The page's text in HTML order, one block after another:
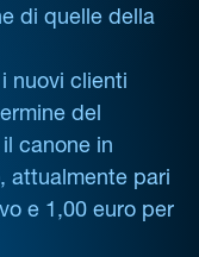
di quelle della
nuovi clienti
del
canone in
attualmente pari
e 1,00 euro per